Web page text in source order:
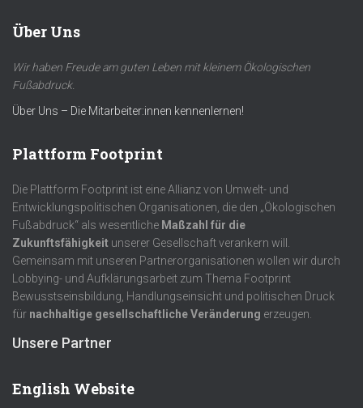
Über Uns
Wir haben Freude am guten Leben mit kleinem Ökologischen
Fußabdruck.
Über Uns – Die Mitarbeiter:innen kennenlernen!
Plattform Footprint
Die Plattform Footprint ist eine Allianz von Umwelt- und
Entwicklungspolitischen Organisationen, die den „Ökologischen
Fußabdruck“ als wesentliche Maßzahl für die
Zukunftsfähigkeit unserer Gesellschaft verankern will.
Gemeinsam mit unseren Partnerorganisationen wollen wir durch
Lobbying- und Aufklärungsarbeit zum Thema Footprint
Bewusstseinsbildung, Handlungseinsicht und politischen Druck
für nachhaltige gesellschaftliche Veränderung erzeugen.
Unsere Partner
English Website